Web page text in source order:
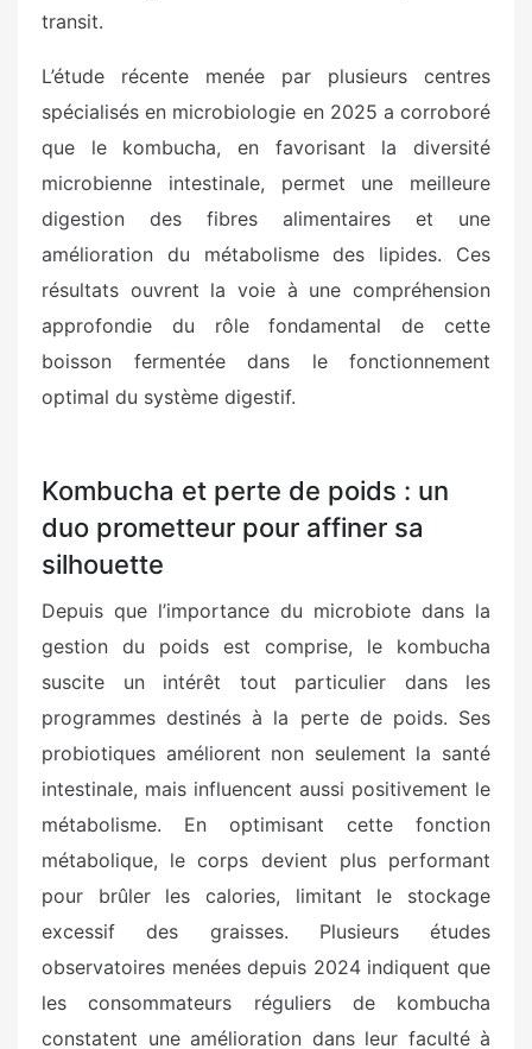
transit.
L’étude récente menée par plusieurs centres
spécialisés en microbiologie en 2025 a corroboré
que le kombucha, en favorisant la diversité
microbienne intestinale, permet une meilleure
digestion des fibres alimentaires et une
amélioration du métabolisme des lipides. Ces
résultats ouvrent la voie à une compréhension
approfondie du rôle fondamental de cette
boisson fermentée dans le fonctionnement
optimal du système digestif.
Kombucha et perte de poids : un
duo prometteur pour affiner sa
silhouette
Depuis que l’importance du microbiote dans la
gestion du poids est comprise, le kombucha
suscite un intérêt tout particulier dans les
programmes destinés à la perte de poids. Ses
probiotiques améliorent non seulement la santé
intestinale, mais influencent aussi positivement le
métabolisme. En optimisant cette fonction
métabolique, le corps devient plus performant
pour brûler les calories, limitant le stockage
excessif des graisses. Plusieurs études
observatoires menées depuis 2024 indiquent que
les consommateurs réguliers de kombucha
constatent une amélioration dans leur faculté à